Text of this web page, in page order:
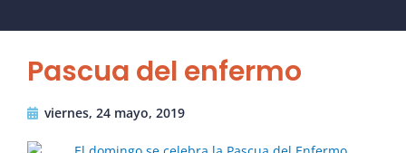
Pascua del enfermo
viernes, 24 mayo, 2019